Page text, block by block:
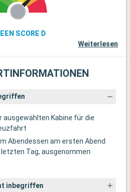
SCORE D
Weiterlesen
ausgewählten Kabine für die
Abendessen am ersten Abend
Tag, ausgenommen
inbegriffen